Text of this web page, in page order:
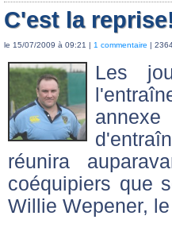
C'est la
le 15/07/2009 à 09:21 | 1 commentaire |
Les
réunira
coéquipiers que
Willie Wepener,